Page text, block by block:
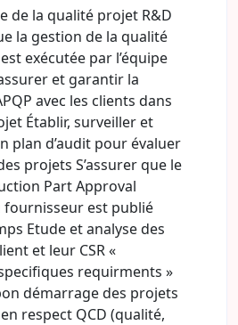
de la qualité projet R&D
la gestion de la qualité
exécutée par l’équipe
et garantir la
avec les clients dans
Établir, surveiller et
plan d’audit pour évaluer
projets S’assurer que le
Part Approval
fournisseur est publié
Etude et analyse des
et leur CSR «
requirments »
démarrage des projets
respect QCD (qualité,